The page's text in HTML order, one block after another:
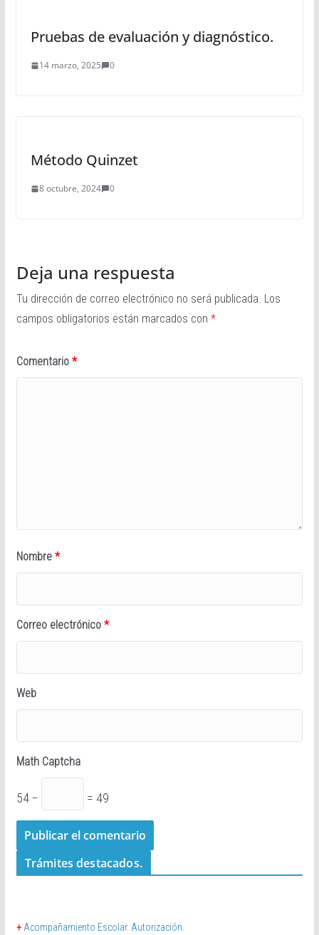
Pruebas de evaluación y diagnóstico.
14 marzo, 2025 0
Método Quinzet
8 octubre, 2024 0
Deja una respuesta
Tu dirección de correo electrónico no será publicada. Los
campos obligatorios están marcados con *
Comentario *
Nombre *
Correo electrónico *
Web
Math Captcha
54 − = 49
Trámites destacados.
+ Acompañamiento Escolar. Autorización.